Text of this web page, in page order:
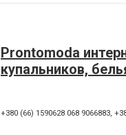
Prontomoda
купальников,
+380 (66) 1590628 068 9066883,